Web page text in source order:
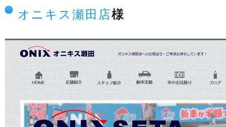
オニキス瀬田店様